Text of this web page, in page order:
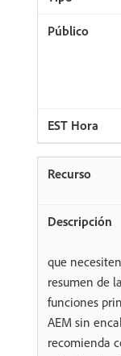
que
resumen de
funciones
AEM sin
recomienda